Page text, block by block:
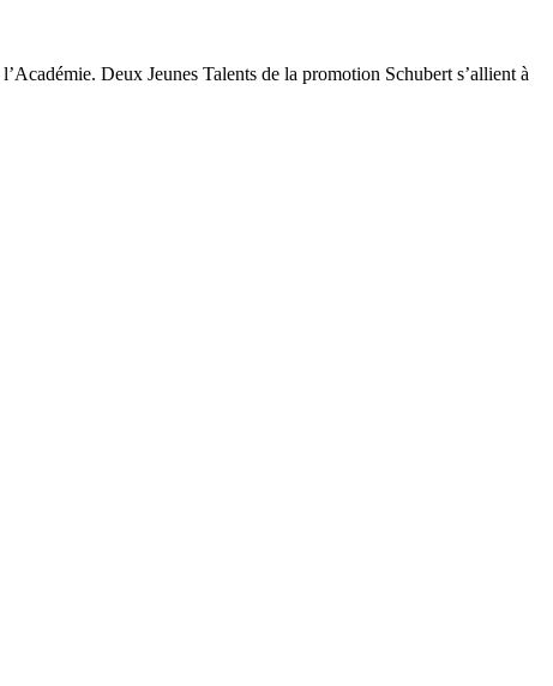
Deux Jeunes Talents de la promotion Schubert s’allient à